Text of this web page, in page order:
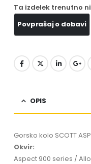
Ta izdelek trenutno
OPIS
Gorsko kolo SCOTT
Okvir:
Aspect 900 series /